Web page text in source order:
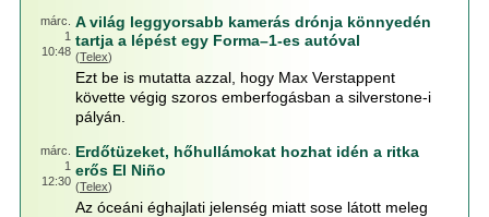
márc.
1
10:48
A világ leggyorsabb kamerás drónja könnyedén
tartja a lépést egy Forma–1-es autóval
(Telex)
Ezt be is mutatta azzal, hogy Max Verstappent
követte végig szoros emberfogásban a silverstone-i
pályán.
márc.
1
12:30
Erdőtüzeket, hőhullámokat hozhat idén a ritka
erős El Niño
(Telex)
Az óceáni éghajlati jelenség miatt sose látott meleg